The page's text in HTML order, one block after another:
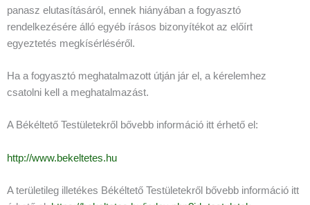
panasz elutasításáról, ennek hiányában a fogyasztó
rendelkezésére álló egyéb írásos bizonyítékot az előírt
egyeztetés megkísérléséről.
Ha a fogyasztó meghatalmazott útján jár el, a kérelemhez
csatolni kell a meghatalmazást.
A Békéltető Testületekről bővebb információ itt érhető el:
http://www.bekeltetes.hu
A területileg illetékes Békéltető Testületekről bővebb információ itt